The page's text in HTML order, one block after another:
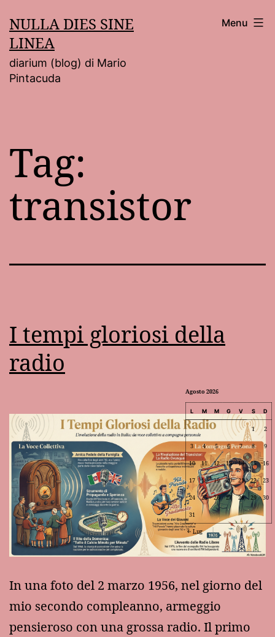
al
contenuto
NULLA DIES SINE
LINEA
diarium (blog) di Mario
Pintacuda
Menu
Tag:
transistor
I tempi gloriosi della
radio
In una foto del 2 marzo 1956, nel giorno del
mio secondo compleanno, armeggio
pensieroso con una grossa radio. Il primo
Agosto 2026
L M M G V S D
1 2
3 4 5 6 7 8 9
10 11 12 13 14 15 16
17 18 19 20 21 22 23
24 25 26 27 28 29 30
31
Lug